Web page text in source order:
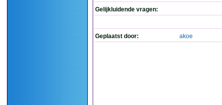
Gelijkluidende vragen:
Geplaatst door: akoe